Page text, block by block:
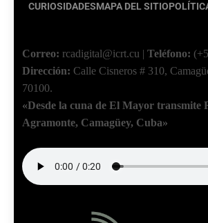
CURIOSIDADESMAPA DEL SITIO
Correo: rcadigital@icrt.cu | Teléfono:
Dirección: Calle Cisneros # 310,
70100.
«Desde la cuna de El Mayor transmite
Agramonte, Camagüey, Cuba»